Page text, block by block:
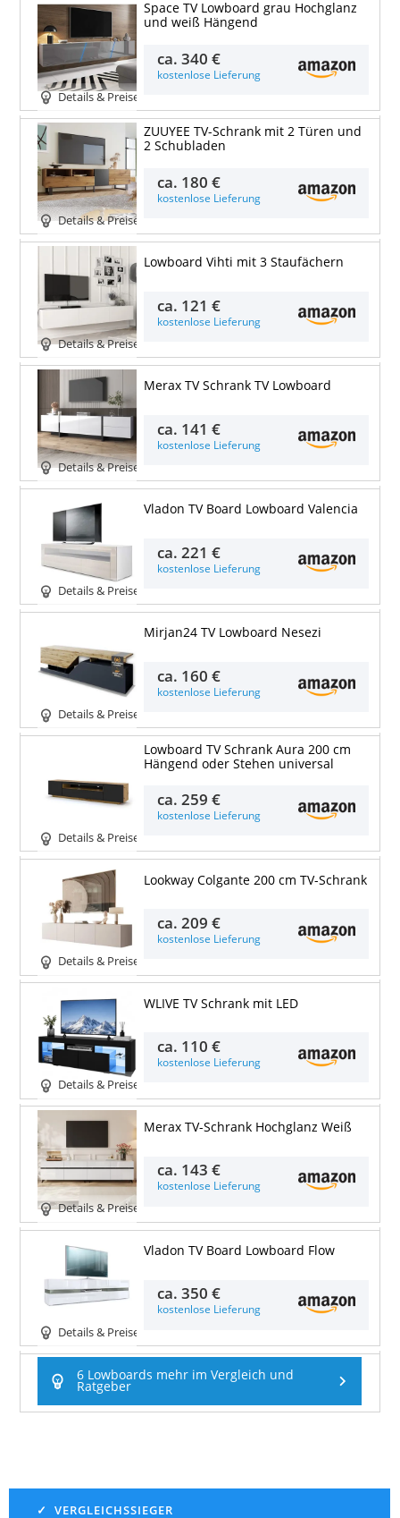
Details & Preise
Space TV Lowboard grau Hochglanz
und weiß Hängend
ca.340 €
kostenlose Lieferung
Details & Preise
ZUUYEE TV-Schrank mit 2 Türen und
2 Schubladen
ca. 180 €
kostenlose Lieferung
Details & Preise
Lowboard Vihti mit 3 Staufächern
ca. 121 €
kostenlose Lieferung
Details & Preise
Merax TV Schrank TV Lowboard
ca. 141 €
kostenlose Lieferung
Details & Preise
Vladon TV Board Lowboard Valencia
ca.221 €
kostenlose Lieferung
Details & Preise
Mirjan24 TV Lowboard Nesezi
ca. 160 €
kostenlose Lieferung
Details & Preise
Lowboard TV Schrank Aura 200 cm
Hängend oder Stehen universal
ca.259 €
kostenlose Lieferung
Details & Preise
Lookway Colgante 200 cm TV-Schrank
ca.209 €
kostenlose Lieferung
Details & Preise
WLIVE TV Schrank mit LED
ca. 110 €
kostenlose Lieferung
Details & Preise
Merax TV-Schrank Hochglanz Weiß
ca. 143 €
kostenlose Lieferung
Details & Preise
Vladon TV Board Lowboard Flow
ca.350 €
kostenlose Lieferung
6 Lowboards mehr im Vergleich und
Ratgeber